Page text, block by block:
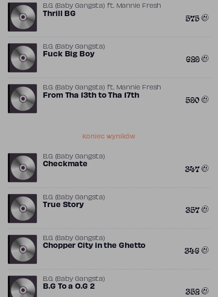
B.G. (Baby Gangsta) ft. Mannie Fresh
Thrill BG 575
B.G. (Baby Gangsta)
Fuck Big Boy 629
B.G. (Baby Gangsta) ft. Mannie Fresh
From Tha 13th to Tha 17th 590
Koniec wyników
B.G. (Baby Gangsta)
Checkmate 347
B.G. (Baby Gangsta)
True Story 357
B.G. (Baby Gangsta)
Chopper City in the Ghetto 346
B.G. (Baby Gangsta)
B.G To a O.G 2 352